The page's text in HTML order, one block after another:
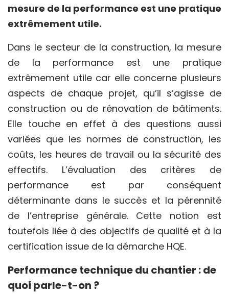
mesure de la performance est une pratique
extrêmement utile.
Dans le secteur de la construction, la mesure
de la performance est une pratique
extrêmement utile car elle concerne plusieurs
aspects de chaque projet, qu’il s’agisse de
construction ou de rénovation de bâtiments.
Elle touche en effet à des questions aussi
variées que les normes de construction, les
coûts, les heures de travail ou la sécurité des
effectifs. L’évaluation des critères de
performance est par conséquent
déterminante dans le succès et la pérennité
de l’entreprise générale. Cette notion est
toutefois liée à des objectifs de qualité et à la
certification issue de la démarche HQE.
Performance technique du chantier : de
quoi parle-t-on ?